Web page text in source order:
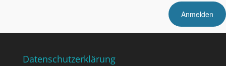
Datenschutzerklärung